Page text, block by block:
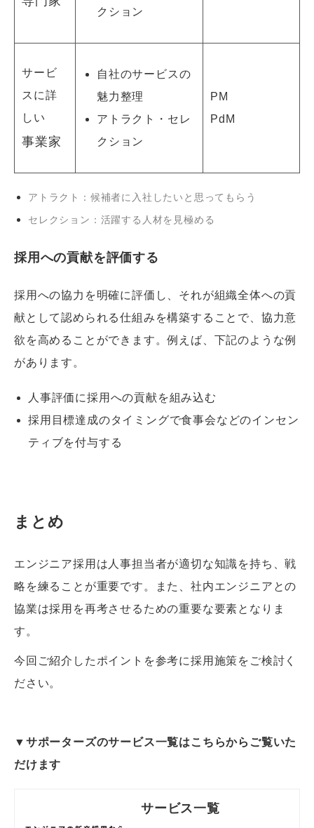
クション
サービ
スに詳
しい
事業家
自社のサービスの
魅力整理
アトラクト・セレ
クション
PM
PdM
アトラクト：候補者に入社したいと思ってもらう
セレクション：活躍する人材を見極める
採用への貢献を評価する
採用への協力を明確に評価し、それが組織全体への貢
献として認められる仕組みを構築することで、協力意
欲を高めることができます。例えば、下記のような例
があります。
人事評価に採用への貢献を組み込む
採用目標達成のタイミングで食事会などのインセン
ティブを付与する
まとめ
エンジニア採用は人事担当者が適切な知識を持ち、戦
略を練ることが重要です。また、社内エンジニアとの
協業は採用を再考させるための重要な要素となりま
す。
今回ご紹介したポイントを参考に採用施策をご検討く
ださい。
▼サポーターズのサービス一覧はこちらからご覧いた
だけます
サービス一覧